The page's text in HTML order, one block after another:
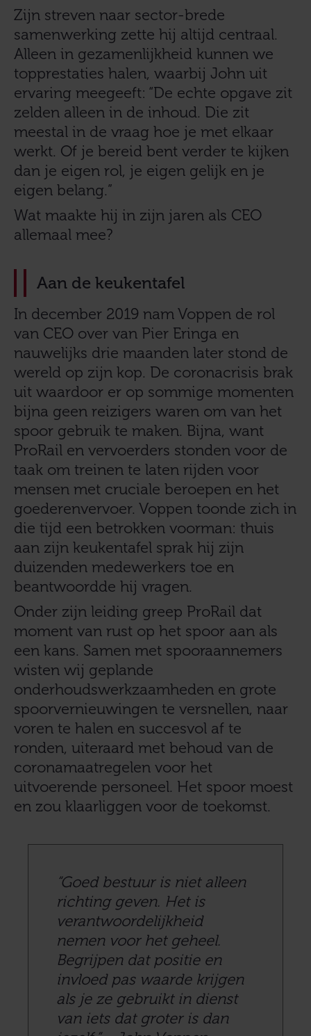
Zijn streven naar sector-brede
samenwerking zette hij altijd centraal.
Alleen in gezamenlijkheid kunnen we
topprestaties halen, waarbij John uit
ervaring meegeeft: “De echte opgave zit
zelden alleen in de inhoud. Die zit
meestal in de vraag hoe je met elkaar
werkt. Of je bereid bent verder te kijken
dan je eigen rol, je eigen gelijk en je
eigen belang.”
Wat maakte hij in zijn jaren als CEO
allemaal mee?
Aan de keukentafel
In december 2019 nam Voppen de rol
van CEO over van Pier Eringa en
nauwelijks drie maanden later stond de
wereld op zijn kop. De coronacrisis brak
uit waardoor er op sommige momenten
bijna geen reizigers waren om van het
spoor gebruik te maken. Bijna, want
ProRail en vervoerders stonden voor de
taak om treinen te laten rijden voor
mensen met cruciale beroepen en het
goederenvervoer. Voppen toonde zich in
die tijd een betrokken voorman: thuis
aan zijn keukentafel sprak hij zijn
duizenden medewerkers toe en
beantwoordde hij vragen.
Onder zijn leiding greep ProRail dat
moment van rust op het spoor aan als
een kans. Samen met spooraannemers
wisten wij geplande
onderhoudswerkzaamheden en grote
spoorvernieuwingen te versnellen, naar
voren te halen en succesvol af te
ronden, uiteraard met behoud van de
coronamaatregelen voor het
uitvoerende personeel. Het spoor moest
en zou klaarliggen voor de toekomst.
“Goed bestuur is niet alleen
richting geven. Het is
verantwoordelijkheid
nemen voor het geheel.
Begrijpen dat positie en
invloed pas waarde krijgen
als je ze gebruikt in dienst
van iets dat groter is dan